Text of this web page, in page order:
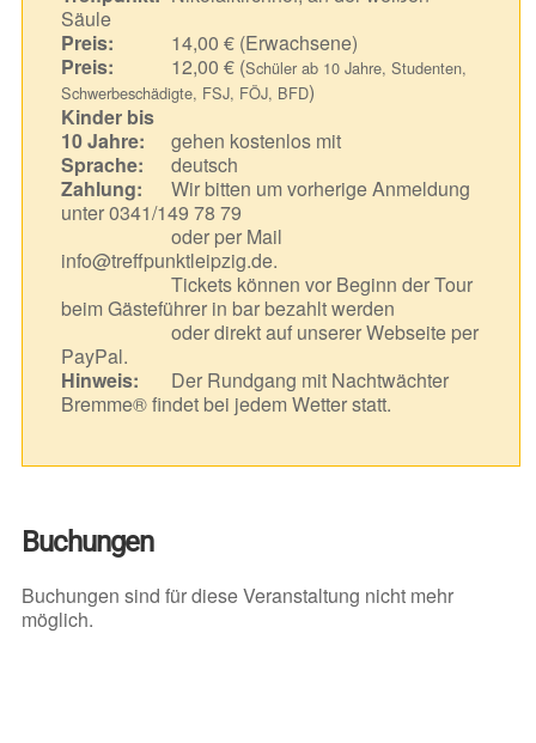
Säule
Preis:
14,00 € (Erwachsene)
Preis:
12,00 € (Schüler ab 10 Jahre, Studenten,
Schwerbeschädigte, FSJ, FÖJ, BFD)
Kinder bis
10 Jahre:
gehen kostenlos mit
Sprache:
deutsch
Zahlung:
Wir bitten um vorherige Anmeldung
unter 0341/149 78 79
oder per Mail
info@treffpunktleipzig.de.
Tickets können vor Beginn der Tour
beim Gästeführer in bar bezahlt werden
oder direkt auf unserer Webseite per
PayPal.
Hinweis:
Der Rundgang mit Nachtwächter
Bremme® findet bei jedem Wetter statt.
Buchungen
Buchungen sind für diese Veranstaltung nicht mehr
möglich.